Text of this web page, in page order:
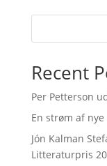
Recent
Per Petterson
En strøm af
Jón Kalman
Litteraturpris